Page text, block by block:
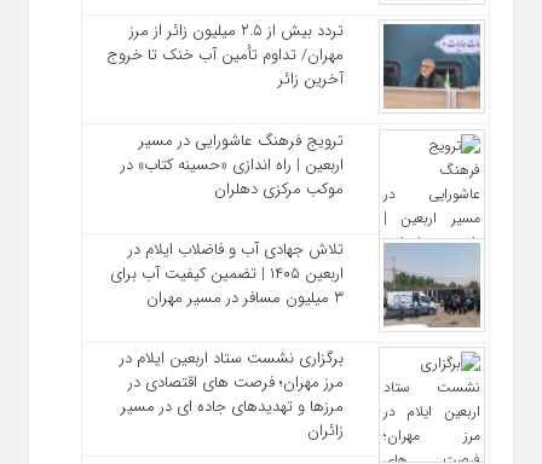
تردد بیش از ۲.۵ میلیون زائر از مرز
مهران/ تداوم تأمین آب خنک تا خروج
آخرین زائر
ترویج فرهنگ عاشورایی در مسیر
اربعین | راه‌ اندازی «حسینه کتاب» در
موکب مرکزی دهلران
تلاش جهادی آب و فاضلاب ایلام در
اربعین ۱۴۰۵ | تضمین کیفیت آب برای
۳ میلیون مسافر در مسیر مهران
برگزاری نشست ستاد اربعین ایلام در
مرز مهران؛ فرصت‌ های اقتصادی در
مرزها و تهدیدهای جاده‌ ای در مسیر
زائران